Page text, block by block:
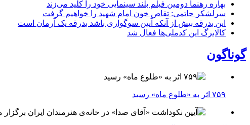
بهاره رهنما دومین فیلم بلند سینمایی خود را کلید می‌زند
سرلشکر حاتمی: تقاص خون امام شهید را خواهیم گرفت
این بدرقه بیش از آنکه آیین سوگواری باشد بدرقه یک آرمان است
کالابرگ این کدملی‌ها فعال شد
گوناگون
۷۵۹ اثر به «طلوع ماه» رسید